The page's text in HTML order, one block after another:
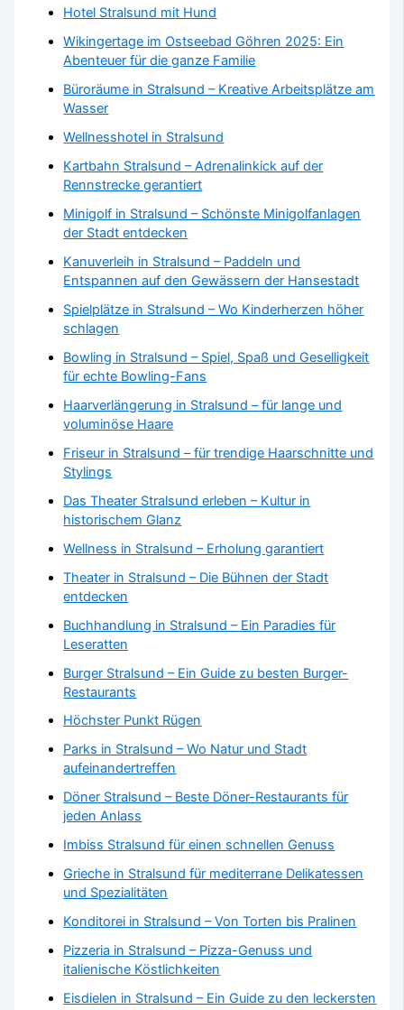
Hotel Stralsund mit Hund
Wikingertage im Ostseebad Göhren 2025: Ein
Abenteuer für die ganze Familie
Büroräume in Stralsund – Kreative Arbeitsplätze am
Wasser
Wellnesshotel in Stralsund
Kartbahn Stralsund – Adrenalinkick auf der
Rennstrecke gerantiert
Minigolf in Stralsund – Schönste Minigolfanlagen
der Stadt entdecken
Kanuverleih in Stralsund – Paddeln und
Entspannen auf den Gewässern der Hansestadt
Spielplätze in Stralsund – Wo Kinderherzen höher
schlagen
Bowling in Stralsund – Spiel, Spaß und Geselligkeit
für echte Bowling-Fans
Haarverlängerung in Stralsund – für lange und
voluminöse Haare
Friseur in Stralsund – für trendige Haarschnitte und
Stylings
Das Theater Stralsund erleben – Kultur in
historischem Glanz
Wellness in Stralsund – Erholung garantiert
Theater in Stralsund – Die Bühnen der Stadt
entdecken
Buchhandlung in Stralsund – Ein Paradies für
Leseratten
Burger Stralsund – Ein Guide zu besten Burger-
Restaurants
Höchster Punkt Rügen
Parks in Stralsund – Wo Natur und Stadt
aufeinandertreffen
Döner Stralsund – Beste Döner-Restaurants für
jeden Anlass
Imbiss Stralsund für einen schnellen Genuss
Grieche in Stralsund für mediterrane Delikatessen
und Spezialitäten
Konditorei in Stralsund – Von Torten bis Pralinen
Pizzeria in Stralsund – Pizza-Genuss und
italienische Köstlichkeiten
Eisdielen in Stralsund – Ein Guide zu den leckersten